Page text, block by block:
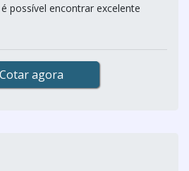
possível encontrar excelente
Cotar agora